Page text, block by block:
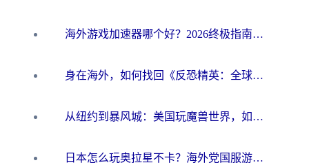
海外游戏加速器哪个好？2026终极指南帮你畅玩国服+解决卡顿难题
身在海外，如何找回《反恐精英：全球攻势》国服的丝滑手感？一份给你的终极指南
从纽约到暴风城：美国玩魔兽世界，如何找到你的最佳网络航线
日本怎么玩奥拉星不卡？海外党国服游戏加速器选择全攻略